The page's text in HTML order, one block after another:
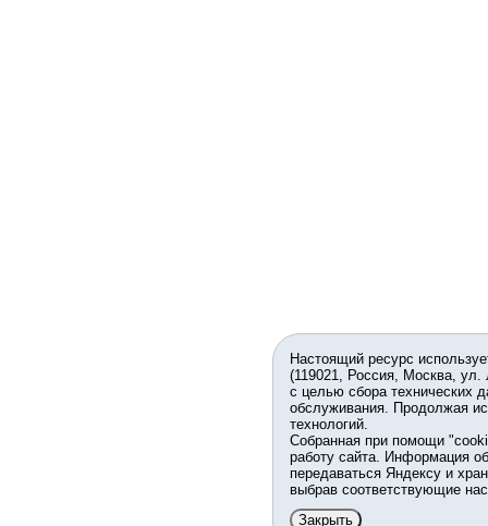
Настоящий ресурс
(119021, Россия, Москва,
с целью сбора технических
обслуживания. Продолжая
технологий.
Собранная при помощи
работу сайта. Информация
передаваться Яндексу и
выбрав соответствующие
Закрыть